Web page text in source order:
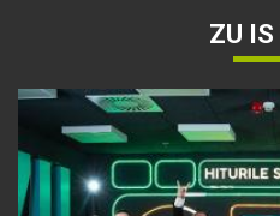
Bătălie strânsă la
Verii: Cabron
21 Iulie
ZU IS